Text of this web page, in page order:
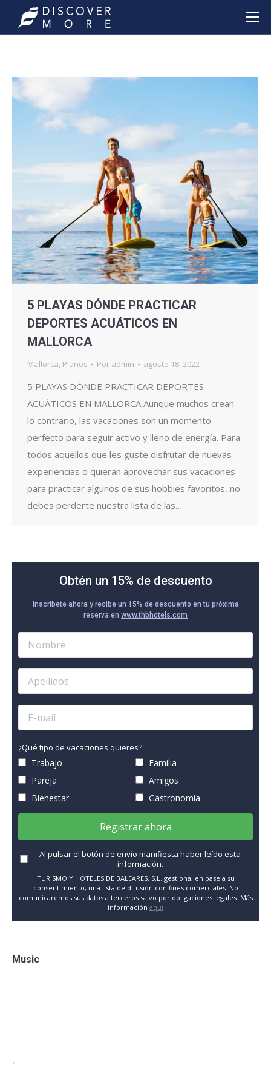
5 PLAYAS DÓNDE PRACTICAR
DEPORTES ACUÁTICOS EN
MALLORCA
Mallorca, Planes Por admin agosto 18, 2022
5 PLAYAS DÓNDE PRACTICAR DEPORTES
ACUÁTICOS EN MALLORCA Aunque muchos crean
lo contrario, las vacaciones son un momento
perfecto para seguir activo y lleno de energía. Para
todos aquellos que les guste disfrutar de nuevas
experiencias o quieran aprovechar sus vacaciones
para practicar algunos de sus hobbies favoritos, no
debes perderte nuestra lista de las…
Obtén un 15% de descuento
Inscríbete ahora y recibe un 15% de descuento en tu próxima
reserva en www.thbhotels.com
¿Qué tipo de vacaciones quieres?
Trabajo
Familia
Pareja
Amigos
Bienestar
Gastronomía
Registrar ahora
Al pulsar el botón de envío manifiesta haber leído esta
información.
TURISMO Y HOTELES DE BALEARES, S.L. gestiona, en base a su
consentimiento, una lista de difusión con fines comerciales. No
comunicaremos sus datos a terceros salvo por obligaciones legales. Más
información aquí
Music
"